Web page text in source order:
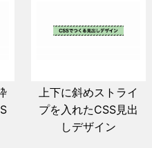
上下に斜めストライ
プを入れたCSS見出
しデザイン